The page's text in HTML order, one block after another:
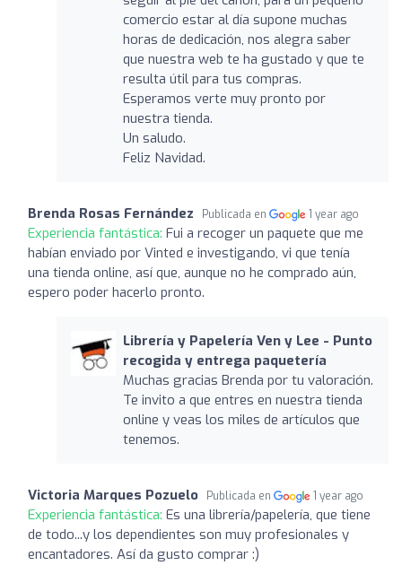
comercio estar al día supone muchas
horas de dedicación, nos alegra saber
que nuestra web te ha gustado y que te
resulta útil para tus compras.
Esperamos verte muy pronto por
nuestra tienda.
Un saludo.
Feliz Navidad.
Brenda Rosas Fernández Publicada en 1 year ago
Experiencia fantástica: Fui a recoger un paquete que me
habían enviado por Vinted e investigando, vi que tenía
una tienda online, así que, aunque no he comprado aún,
espero poder hacerlo pronto.
Librería y Papelería Ven y Lee - Punto
recogida y entrega paquetería
Muchas gracias Brenda por tu valoración.
Te invito a que entres en nuestra tienda
online y veas los miles de artículos que
tenemos.
Victoria Marques Pozuelo Publicada en 1 year ago
Experiencia fantástica: Es una librería/papelería, que tiene
de todo...y los dependientes son muy profesionales y
encantadores. Así da gusto comprar :)